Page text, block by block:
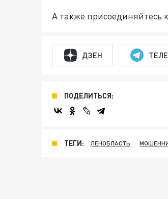
А также присоединяйтесь
ДЗЕН
ПОДЕЛИТЬСЯ:
ТЕГИ: ЛЕНОБЛАСТЬ